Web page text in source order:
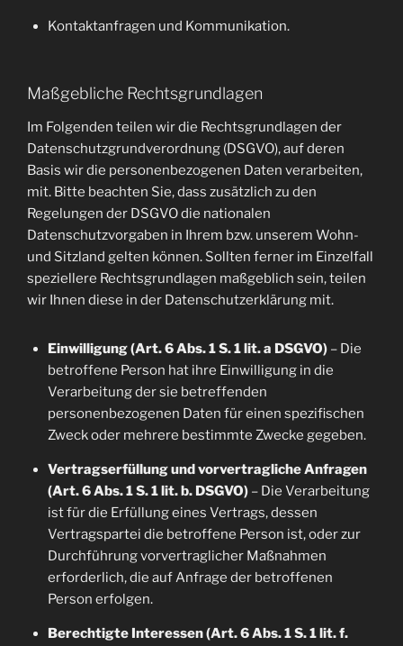
Kontaktanfragen und Kommunikation.
Maßgebliche Rechtsgrundlagen
Im Folgenden teilen wir die Rechtsgrundlagen der
Datenschutzgrundverordnung (DSGVO), auf deren
Basis wir die personenbezogenen Daten verarbeiten,
mit. Bitte beachten Sie, dass zusätzlich zu den
Regelungen der DSGVO die nationalen
Datenschutzvorgaben in Ihrem bzw. unserem Wohn-
und Sitzland gelten können. Sollten ferner im Einzelfall
speziellere Rechtsgrundlagen maßgeblich sein, teilen
wir Ihnen diese in der Datenschutzerklärung mit.
Einwilligung (Art. 6 Abs. 1 S. 1 lit. a DSGVO)– Die
betroffene Person hat ihre Einwilligung in die
Verarbeitung der sie betreffenden
personenbezogenen Daten für einen spezifischen
Zweck oder mehrere bestimmte Zwecke gegeben.
Vertragserfüllung und vorvertragliche Anfragen
(Art. 6 Abs. 1 S. 1 lit. b. DSGVO)– Die Verarbeitung
ist für die Erfüllung eines Vertrags, dessen
Vertragspartei die betroffene Person ist, oder zur
Durchführung vorvertraglicher Maßnahmen
erforderlich, die auf Anfrage der betroffenen
Person erfolgen.
Berechtigte Interessen (Art. 6 Abs. 1 S. 1 lit. f.